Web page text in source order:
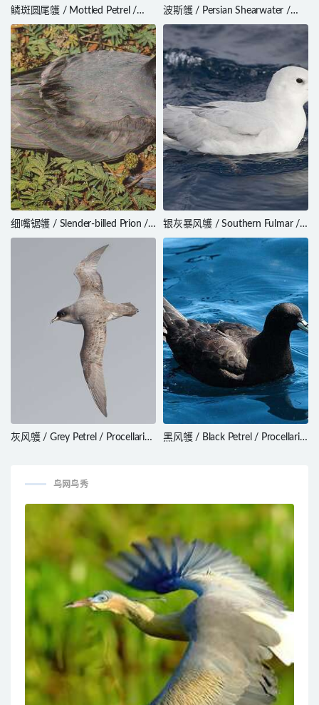
鳞斑圆尾鹱 / Mottled Petrel /
Pterodroma inexpectata
波斯鹱 / Persian Shearwater /
Puffinus persicus
细嘴锯鹱 / Slender-billed Prion /
Pachyptila belcheri
银灰暴风鹱 / Southern Fulmar /
Fulmarus glacialoides
灰风鹱 / Grey Petrel / Procellaria
黑风鹱 / Black Petrel / Procellaria
鸟网鸟秀